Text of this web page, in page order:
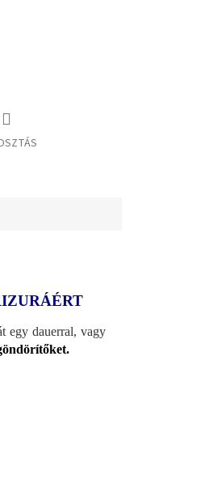
egy dauerral, vagy